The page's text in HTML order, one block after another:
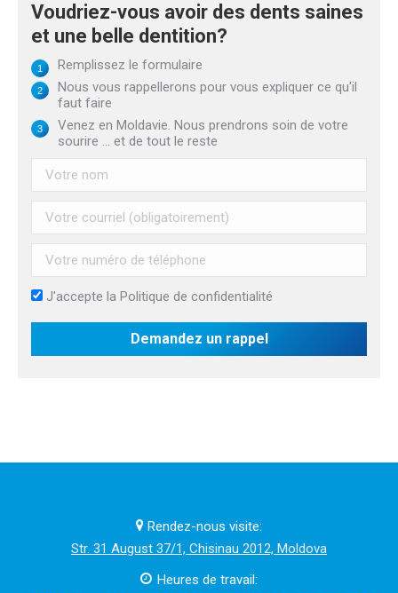
Voudriez-vous avoir des dents saines
et une belle dentition?
Remplissez le formulaire
Nous vous rappellerons pour vous expliquer ce qu'il
faut faire
Venez en Moldavie. Nous prendrons soin de votre
sourire ... et de tout le reste
J'accepte la Politique de confidentialité
Rendez-nous visite:
Str. 31 August 37/1, Chisinau 2012, Moldova
Heures de travail: